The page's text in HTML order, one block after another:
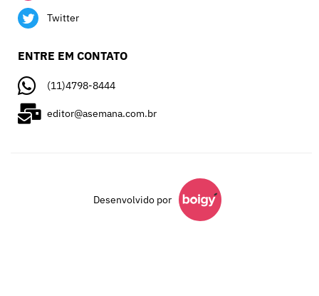
Twitter
ENTRE EM CONTATO
(11)4798-8444
editor@asemana.com.br
Desenvolvido por